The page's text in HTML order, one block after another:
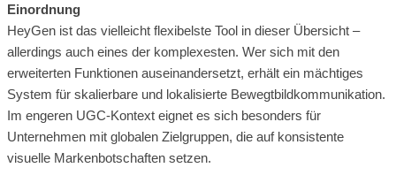
Einordnung
HeyGen ist das vielleicht flexibelste Tool in dieser Übersicht –
allerdings auch eines der komplexesten. Wer sich mit den
erweiterten Funktionen auseinandersetzt, erhält ein mächtiges
System für skalierbare und lokalisierte Bewegtbildkommunikation.
Im engeren UGC-Kontext eignet es sich besonders für
Unternehmen mit globalen Zielgruppen, die auf konsistente
visuelle Markenbotschaften setzen.